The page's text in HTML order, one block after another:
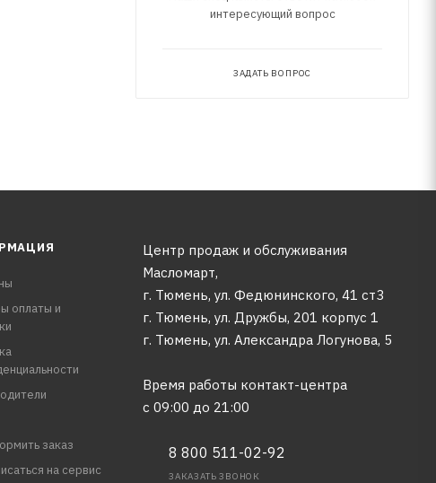
интересующий вопрос
ЗАДАТЬ ВОПРОС
оплаты и
заказ
на сервис
Центр продаж и обслуживания
Масломарт,
г. Тюмень, ул. Федюнинского, 41 ст3
г. Тюмень, ул. Дружбы, 201 корпус 1
г. Тюмень, ул. Александра Логунова, 5
Время работы контакт-центра
с 09:00 до 21:00
8 800 511-02-92
ЗАКАЗАТЬ ЗВОНОК